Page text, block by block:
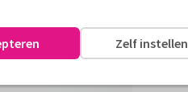
Zelf instellen